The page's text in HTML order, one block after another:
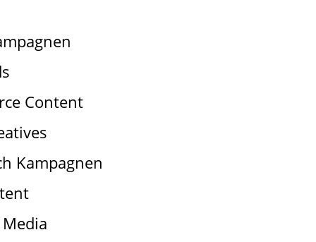
Content
Kampagnen